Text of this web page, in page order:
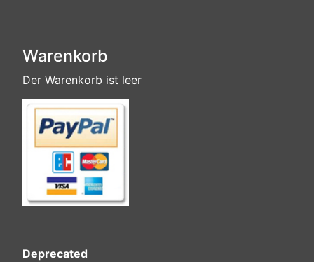
Warenkorb
Der Warenkorb ist leer
Deprecated